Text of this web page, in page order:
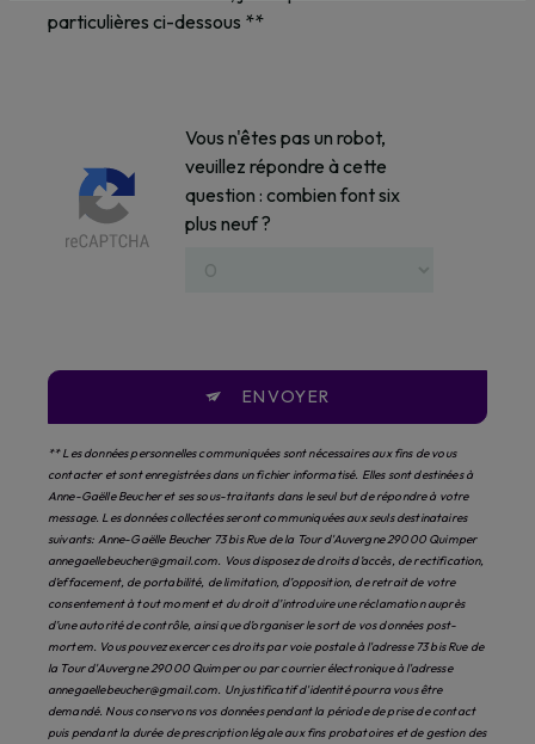
particulières ci-dessous **
Vous n'êtes pas un robot,
veuillez répondre à cette
question : combien font six
plus neuf ?
ENVOYER
** Les données personnelles communiquées sont nécessaires aux fins de vous
contacter et sont enregistrées dans un fichier informatisé. Elles sont destinées à
Anne-Gaëlle Beucher et ses sous-traitants dans le seul but de répondre à votre
message. Les données collectées seront communiquées aux seuls destinataires
suivants: Anne-Gaëlle Beucher 73 bis Rue de la Tour d'Auvergne 29000 Quimper
annegaellebeucher@gmail.com. Vous disposez de droits d’accès, de rectification,
d’effacement, de portabilité, de limitation, d’opposition, de retrait de votre
consentement à tout moment et du droit d’introduire une réclamation auprès
d’une autorité de contrôle, ainsi que d’organiser le sort de vos données post-
mortem. Vous pouvez exercer ces droits par voie postale à l'adresse 73 bis Rue de
la Tour d'Auvergne 29000 Quimper ou par courrier électronique à l'adresse
annegaellebeucher@gmail.com. Un justificatif d'identité pourra vous être
demandé. Nous conservons vos données pendant la période de prise de contact
puis pendant la durée de prescription légale aux fins probatoires et de gestion des